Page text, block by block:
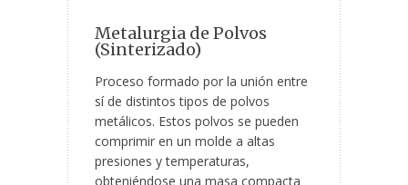
Metalurgia de Polvos
(Sinterizado)
Proceso formado por la unión entre
sí de distintos tipos de polvos
metálicos. Estos polvos se pueden
comprimir en un molde a altas
presiones y temperaturas,
obteniéndose una masa compacta